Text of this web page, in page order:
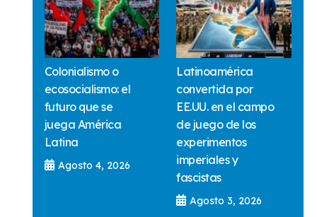
Colonialismo o
ecosocialismo: el
futuro que se
juega América
Latina
Agosto 4, 2026
Latinoamérica
convertida por
EE.UU. en el campo
de juego de los
experimentos
imperiales y
fascistas
Agosto 3, 2026